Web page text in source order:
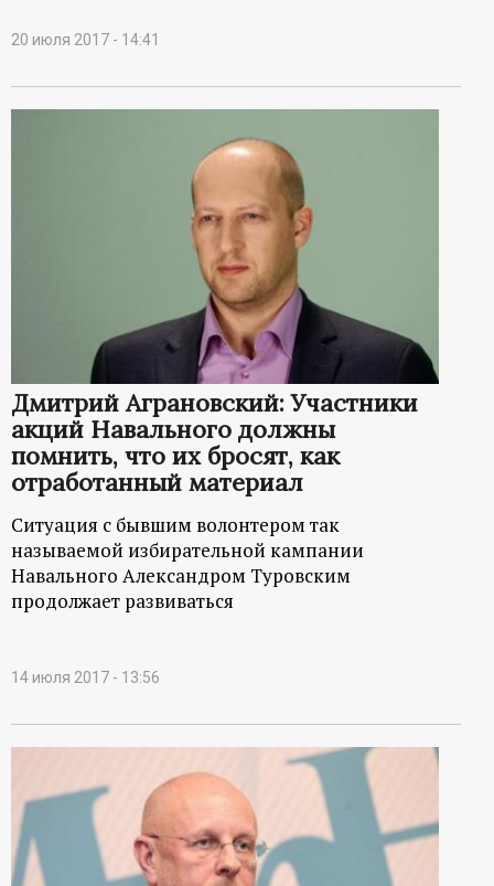
20 июля 2017 - 14:41
Дмитрий Аграновский: Участники
акций Навального должны
помнить, что их бросят, как
отработанный материал
Ситуация с бывшим волонтером так
называемой избирательной кампании
Навального Александром Туровским
продолжает развиваться
14 июля 2017 - 13:56